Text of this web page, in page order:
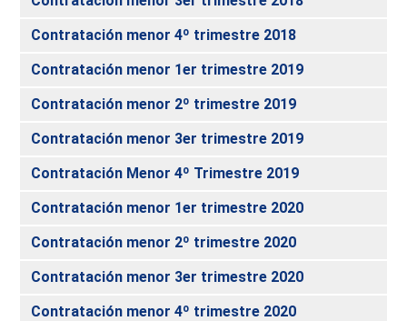
Contratación menor 4º trimestre 2018
Contratación menor 1er trimestre 2019
Contratación menor 2º trimestre 2019
Contratación menor 3er trimestre 2019
Contratación Menor 4º Trimestre 2019
Contratación menor 1er trimestre 2020
Contratación menor 2º trimestre 2020
Contratación menor 3er trimestre 2020
Contratación menor 4º trimestre 2020